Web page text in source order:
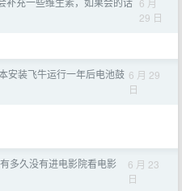
29 日
安装飞牛运行一年后电池鼓 6 月 29
日
多久没有进电影院看电影
6 月 23
日